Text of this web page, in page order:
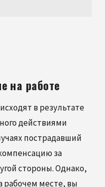
на работе
в результате
действиями
пострадавший
за
стороны. Однако,
рабочем месте, вы